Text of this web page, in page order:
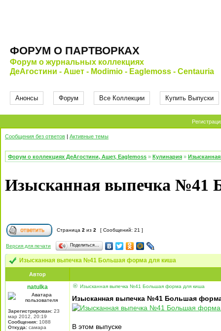
ФОРУМ О ПАРТВОРКАХ
Форум о журнальных коллекциях
ДеАгостини - Ашет - Modimio - Eaglemoss - Centauria
Анонсы Форум Все Коллекции Купить Выпуски
Сообщения без ответов | Активные темы
Форум о коллекциях ДеАгостини, Ашет, Eaglemoss » Кулинария »
Изысканная выпечка №41
Страница 2 из 2 [ Сообщений: 21 ]
Версия для печати Поделиться…
Изысканная выпечка №41 Большая форма для киша
Автор
natulka
Зарегистрирован: 23
мар 2012, 20:19
Сообщения: 1088
Откуда: самара
Изысканная выпечка №41 Большая форма для киша
Изысканная выпечка №41 Большая
В этом выпуске